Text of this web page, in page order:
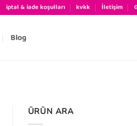
iptal & iade koşulları kvkk İletişim
Blog
ÜRÜN ARA